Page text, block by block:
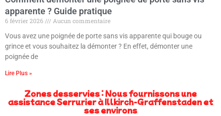
apparente ? Guide pratique
6 février 2026
Aucun commentaire
Vous avez une poignée de porte sans vis apparente qui bouge ou
grince et vous souhaitez la démonter ? En effet, démonter une
poignée de
Lire Plus »
Zones desservies : Nous fournissons une
assistance Serrurier à Illkirch-Graffenstaden et
ses environs